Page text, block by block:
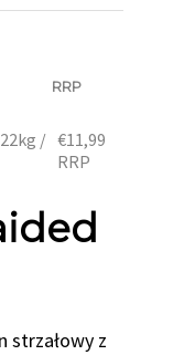
RRP
/ €11,99
RRP
strzałowy z